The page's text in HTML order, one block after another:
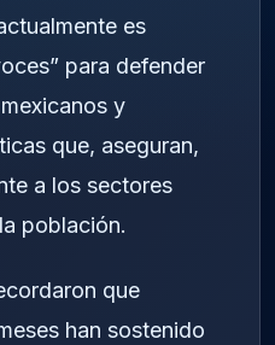
es
para defender
y
que, aseguran,
a los sectores
población.
que
han sostenido